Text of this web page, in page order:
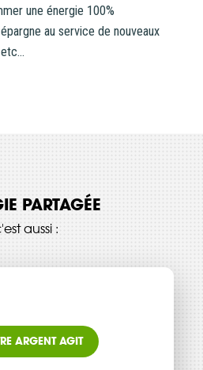
une énergie 100%
au service de nouveaux
PARTAGÉE
aussi :
ARGENT AGIT